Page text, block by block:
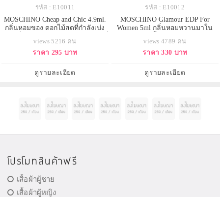
รหัส : E10011
MOSCHINO Cheap and Chic 4.9ml.
กลิ่นหอมของ ดอกไม้สดที่กำลังเบ่ง
สดจากต้นมอบความหอมหวาน
สดชื่น ลึกลับน่าค้นหา รู้สึกได้ตั้งแต่
อย่างลงตัว
views 5216 คน
ราคา 295 บาท
ดูรายละเอียด
รหัส : E10012
MOSCHINO Glamour EDP For
Women 5ml กลิ่นหอมหวานมาใน
มากค่ะ แนวกลิ่นหอมหวานจากผลไม้
ต่าง ๆ สื่อให้เห็นถึงความเป็นหญิง
ใส
views 4789 คน
ราคา 330 บาท
ดูรายละเอียด
โปรโมทสินค้าฟรี
เสื้อผ้าผู้ชาย
เสื้อผ้าผู้หญิง